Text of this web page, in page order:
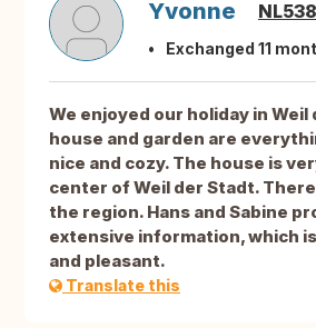
Yvonne
Exchanged 11
We enjoyed our holiday in Weil
house and garden are
nice and cozy. The house is
center of Weil der Stadt.
the region. Hans and Sabine
extensive information, which
and pleasant.
Translate this